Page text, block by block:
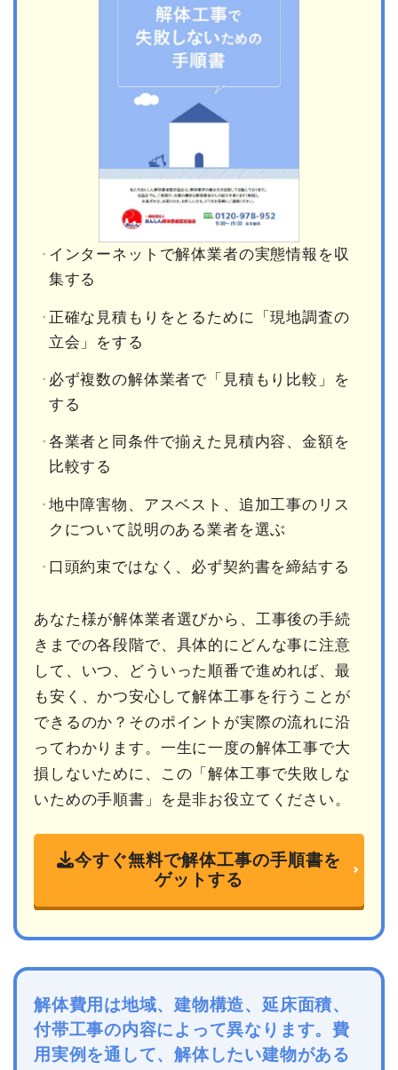
インターネットで解体業者の実態情報を収
集する
正確な見積もりをとるために「現地調査の
立会」をする
必ず複数の解体業者で「見積もり比較」を
する
各業者と同条件で揃えた見積内容、金額を
比較する
地中障害物、アスベスト、追加工事のリス
クについて説明のある業者を選ぶ
口頭約束ではなく、必ず契約書を締結する
あなた様が解体業者選びから、工事後の手続
きまでの各段階で、具体的にどんな事に注意
して、いつ、どういった順番で進めれば、最
も安く、かつ安心して解体工事を行うことが
できるのか？そのポイントが実際の流れに沿
ってわかります。一生に一度の解体工事で大
損しないために、この「解体工事で失敗しな
いための手順書」を是非お役立てください。
今すぐ無料で解体工事の手順書を
ゲットする
解体費用は地域、建物構造、延床面積、
付帯工事の内容によって異なります。費
用実例を通して、解体したい建物がある